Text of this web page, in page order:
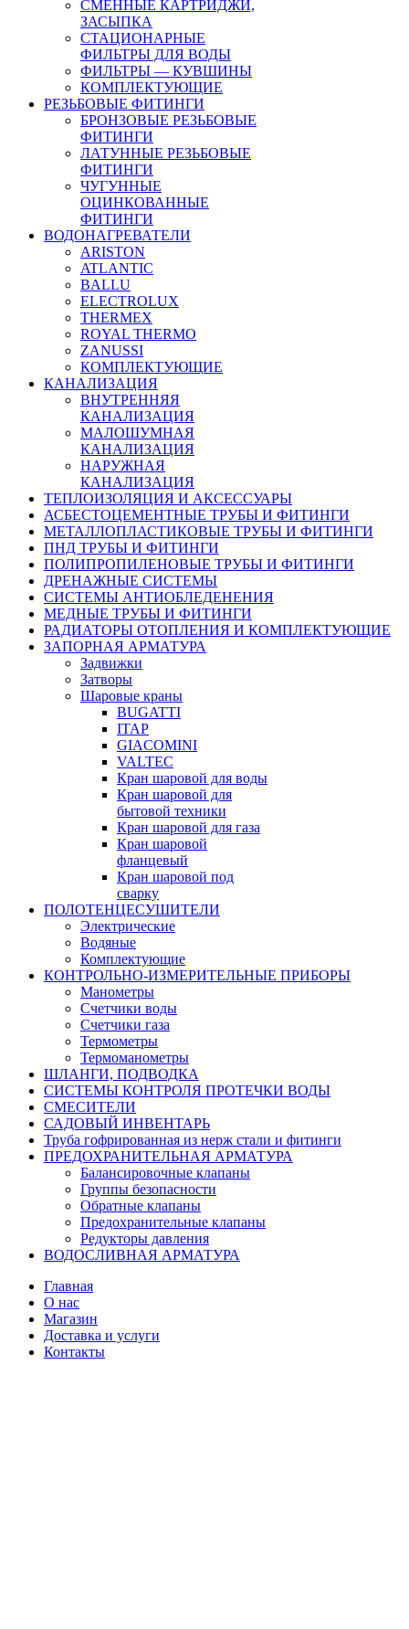
СМЕННЫЕ КАРТРИДЖИ,
ЗАСЫПКА
СТАЦИОНАРНЫЕ
ФИЛЬТРЫ ДЛЯ ВОДЫ
ФИЛЬТРЫ — КУВШИНЫ
КОМПЛЕКТУЮЩИЕ
РЕЗЬБОВЫЕ ФИТИНГИ
БРОНЗОВЫЕ РЕЗЬБОВЫЕ
ФИТИНГИ
ЛАТУННЫЕ РЕЗЬБОВЫЕ
ФИТИНГИ
ЧУГУННЫЕ
ОЦИНКОВАННЫЕ
ФИТИНГИ
ВОДОНАГРЕВАТЕЛИ
ARISTON
ATLANTIC
BALLU
ELECTROLUX
THERMEX
ROYAL THERMO
ZANUSSI
КОМПЛЕКТУЮЩИЕ
КАНАЛИЗАЦИЯ
ВНУТРЕННЯЯ
КАНАЛИЗАЦИЯ
МАЛОШУМНАЯ
КАНАЛИЗАЦИЯ
НАРУЖНАЯ
КАНАЛИЗАЦИЯ
ТЕПЛОИЗОЛЯЦИЯ И АКСЕССУАРЫ
АСБЕСТОЦЕМЕНТНЫЕ ТРУБЫ И ФИТИНГИ
МЕТАЛЛОПЛАСТИКОВЫЕ ТРУБЫ И ФИТИНГИ
ПНД ТРУБЫ И ФИТИНГИ
ПОЛИПРОПИЛЕНОВЫЕ ТРУБЫ И ФИТИНГИ
ДРЕНАЖНЫЕ СИСТЕМЫ
СИСТЕМЫ АНТИОБЛЕДЕНЕНИЯ
МЕДНЫЕ ТРУБЫ И ФИТИНГИ
РАДИАТОРЫ ОТОПЛЕНИЯ И КОМПЛЕКТУЮЩИЕ
ЗАПОРНАЯ АРМАТУРА
Задвижки
Затворы
Шаровые краны
BUGATTI
ITAP
GIACOMINI
VALTEC
Кран шаровой для воды
Кран шаровой для
бытовой техники
Кран шаровой для газа
Кран шаровой
фланцевый
Кран шаровой под
сварку
ПОЛОТЕНЦЕСУШИТЕЛИ
Электрические
Водяные
Комплектующие
КОНТРОЛЬНО-ИЗМЕРИТЕЛЬНЫЕ ПРИБОРЫ
Манометры
Счетчики воды
Счетчики газа
Термометры
Термоманометры
ШЛАНГИ, ПОДВОДКА
СИСТЕМЫ КОНТРОЛЯ ПРОТЕЧКИ ВОДЫ
СМЕСИТЕЛИ
САДОВЫЙ ИНВЕНТАРЬ
Труба гофрированная из нерж стали и фитинги
ПРЕДОХРАНИТЕЛЬНАЯ АРМАТУРА
Балансировочные клапаны
Группы безопасности
Обратные клапаны
Предохранительные клапаны
Редукторы давления
ВОДОСЛИВНАЯ АРМАТУРА
Главная
О нас
Магазин
Доставка и услуги
Контакты